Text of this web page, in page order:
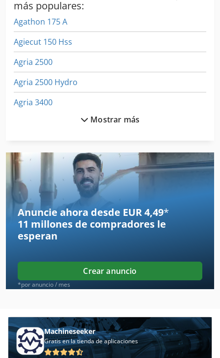
más populares:
Agathon 175 A
Agiecut 150 Hss
Agria 2500
Agria 2500 Hydro
Agria 3400
Agria 5900 Cyclone 22
Agria 5900 Taifun 18
Agria 5900 Taifun 22
Agria 9600
Agricultura
Agrícola
Amazone Ad 303
Amazone Ed 451 K
Amazone Ed 601 K
Mostrar más
Anuncie ahora desde EUR 4,49*
11 millones de compradores le
esperan
Crear anuncio
*por anuncio / mes
Machineseeker
Gratis en la tienda de aplicaciones